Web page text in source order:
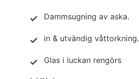
Dammsugning av aska.
in & utvändig våttorkning.
Glas i luckan rengörs